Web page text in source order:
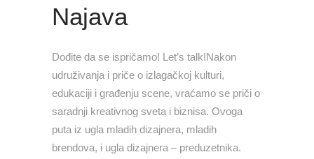
Najava
Dođite da se ispričamo! Let’s talk!Nakon
udruživanja i priče o izlagačkoj kulturi,
edukaciji i građenju scene, vraćamo se priči o
saradnji kreativnog sveta i biznisa. Ovoga
puta iz ugla mladih dizajnera, mladih
brendova, i ugla dizajnera – preduzetnika.